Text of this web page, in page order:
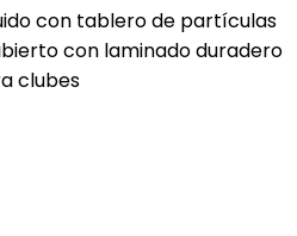
con tablero de partículas
con laminado duradero
clubes